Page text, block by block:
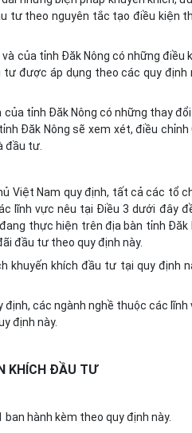
tư theo nguyên tắc tạo điều kiện
của tỉnh Đăk Nông có những điều
được áp dụng theo các quy định
tỉnh Đăk Nông có những thay
Đăk Nông sẽ xem xét, điều chỉnh
đầu tư.
Việt Nam quy định, tất cả các tổ
lĩnh vực nêu tại Điều 3 dưới đây
thực hiện trên địa bàn tỉnh Đăk
đầu tư theo quy định này.
khuyến khích đầu tư tại quy định
định, các ngành nghề thuộc các
định này.
KHÍCH ĐẦU TƯ
hành kèm theo quy định này.